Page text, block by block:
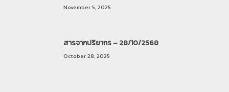
November 5, 2025
สารจากปริยากร – 28/10/2568
October 28, 2025